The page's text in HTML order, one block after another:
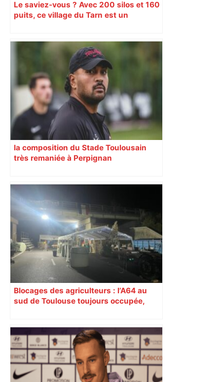
Le saviez-vous ? Avec 200 silos et 160
puits, ce village du Tarn est un
la composition du Stade Toulousain
très remaniée à Perpignan
Blocages des agriculteurs : l’A64 au
sud de Toulouse toujours occupée,